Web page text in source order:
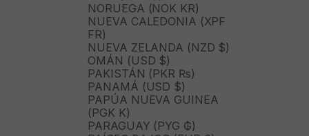
NORUEGA (NOK KR)
NUEVA CALEDONIA (XPF
FR)
NUEVA ZELANDA (NZD $)
OMÁN (USD $)
PAKISTÁN (PKR ₨)
PANAMÁ (USD $)
PAPÚA NUEVA GUINEA
(PGK K)
PARAGUAY (PYG ₲)